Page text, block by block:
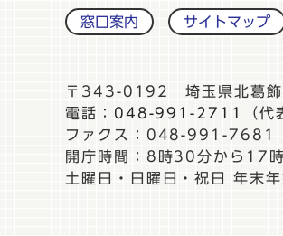
窓口案内 サイトマップ
〒343-0192 埼玉県北葛飾
電話： 048-991-2711
（代
ファクス：048-991-7681
開庁時間：8時30分から17
土曜日・日曜日・祝日 年末